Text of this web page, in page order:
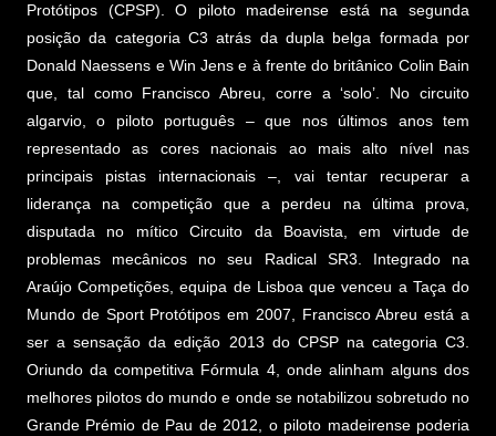
Protótipos (CPSP). O piloto madeirense está na segunda
posição da categoria C3 atrás da dupla belga formada por
Donald Naessens e Win Jens e à frente do britânico Colin Bain
que, tal como Francisco Abreu, corre a ‘solo’. No circuito
algarvio, o piloto português – que nos últimos anos tem
representado as cores nacionais ao mais alto nível nas
principais pistas internacionais –, vai tentar recuperar a
liderança na competição que a perdeu na última prova,
disputada no mítico Circuito da Boavista, em virtude de
problemas mecânicos no seu Radical SR3. Integrado na
Araújo Competições, equipa de Lisboa que venceu a Taça do
Mundo de Sport Protótipos em 2007, Francisco Abreu está a
ser a sensação da edição 2013 do CPSP na categoria C3.
Oriundo da competitiva Fórmula 4, onde alinham alguns dos
melhores pilotos do mundo e onde se notabilizou sobretudo no
Grande Prémio de Pau de 2012, o piloto madeirense poderia